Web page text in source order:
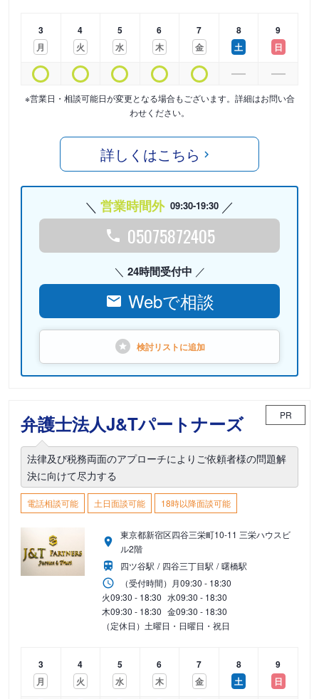
3
月
4
火
5
水
6
木
7
金
8
土
9
日
※営業日・相談可能日が変更となる場合もございます。詳細はお問い合
わせください。
詳しくはこちら
営業時間外 09:30-19:30
05075872405
24時間受付中
Webで相談
検討リストに追加
弁護士法人J&Tパートナーズ PR
法律及び税務両面のアプローチによりご依頼者様の問題解
決に向けて尽力する
電話相談可能 土日面談可能 18時以降面談可能
東京都新宿区四谷三栄町10-11 三栄ハウスビ
ル2階
四ツ谷駅
四谷三丁目駅
曙橋駅
（受付時間） 月09:30 - 18:30
火09:30 - 18:30 水09:30 - 18:30
木09:30 - 18:30 金09:30 - 18:30
（定休日）土曜日・日曜日・祝日
3
月
4
火
5
水
6
木
7
金
8
土
9
日